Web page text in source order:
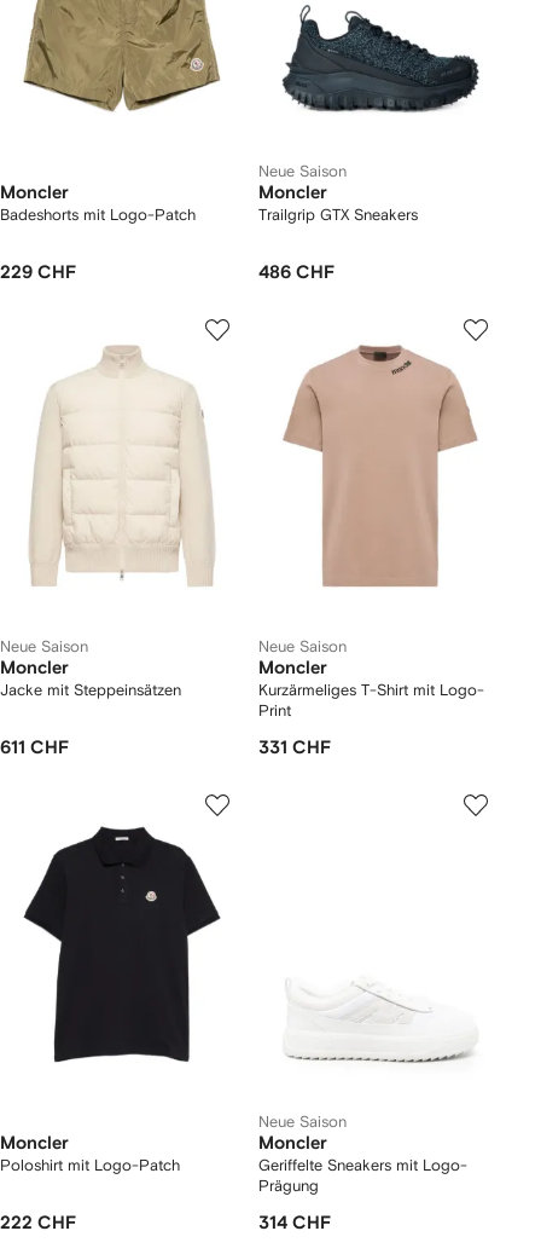
Moncler
Badeshorts mit Logo-Patch
229 CHF
Neue Saison
Moncler
Trailgrip GTX Sneakers
486 CHF
Neue Saison
Moncler
Jacke mit Steppeinsätzen
611 CHF
Neue Saison
Moncler
Kurzärmeliges T-Shirt mit Logo-
Print
331 CHF
Moncler
Poloshirt mit Logo-Patch
222 CHF
Neue Saison
Moncler
Geriffelte Sneakers mit Logo-
Prägung
314 CHF